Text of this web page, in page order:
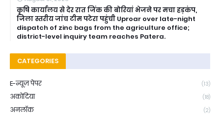
कृषि कार्यालय से देर रात जिंक की बोरियां भेजने पर मचा हड़कंप,
जिला स्तरीय जांच टीम पटेरा पहुंची Uproar over late-night
dispatch of zinc bags from the agriculture office;
district-level inquiry team reaches Patera.
CATEGORIES
E-न्यूज़ पेपर (13)
अकोदिया (18)
अनलॉक (2)